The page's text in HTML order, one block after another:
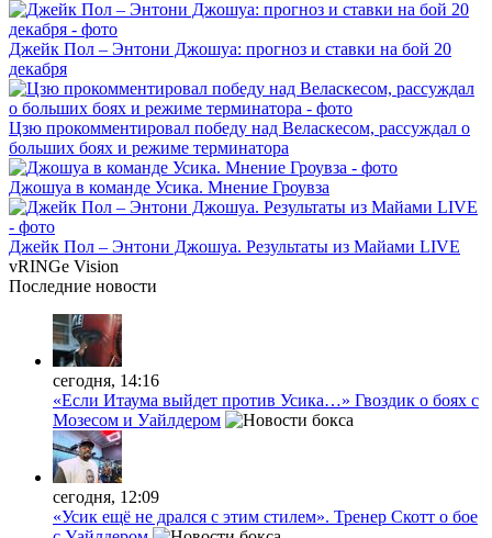
Джейк Пол – Энтони Джошуа: прогноз и ставки на бой 20
декабря
Цзю прокомментировал победу над Веласкесом, рассуждал о
больших боях и режиме терминатора
Джошуа в команде Усика. Мнение Гроувза
Джейк Пол – Энтони Джошуа. Результаты из Майами LIVE
vRINGe Vision
Последние новости
сегодня, 14:16
«Если Итаума выйдет против Усика…» Гвоздик о боях с
Мозесом и Уайлдером
сегодня, 12:09
«Усик ещё не дрался с этим стилем». Тренер Скотт о бое